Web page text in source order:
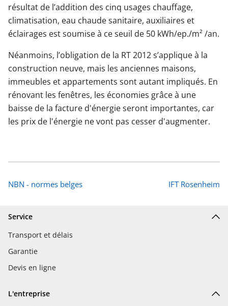
résultat de l’addition des cinq usages chauffage,
climatisation, eau chaude sanitaire, auxiliaires et
éclairages est soumise à ce seuil de 50 kWh/ep./m² /an.
Néanmoins, l’obligation de la RT 2012 s’applique à la
construction neuve, mais les anciennes maisons,
immeubles et appartements sont autant impliqués. En
rénovant les fenêtres, les économies grâce à une
baisse de la facture d'énergie seront importantes, car
les prix de l'énergie ne vont pas cesser d'augmenter.
NBN - normes belges IFT Rosenheim
Service
Transport et délais
Garantie
Devis en ligne
L'entreprise